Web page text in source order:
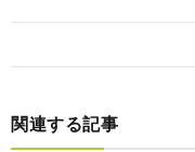
関連する記事